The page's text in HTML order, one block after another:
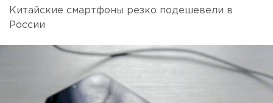
Китайские смартфоны резко подешевели в
России